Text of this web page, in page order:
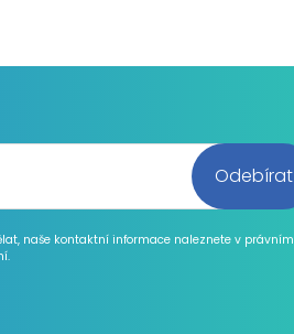
naše kontaktní informace naleznete v právním